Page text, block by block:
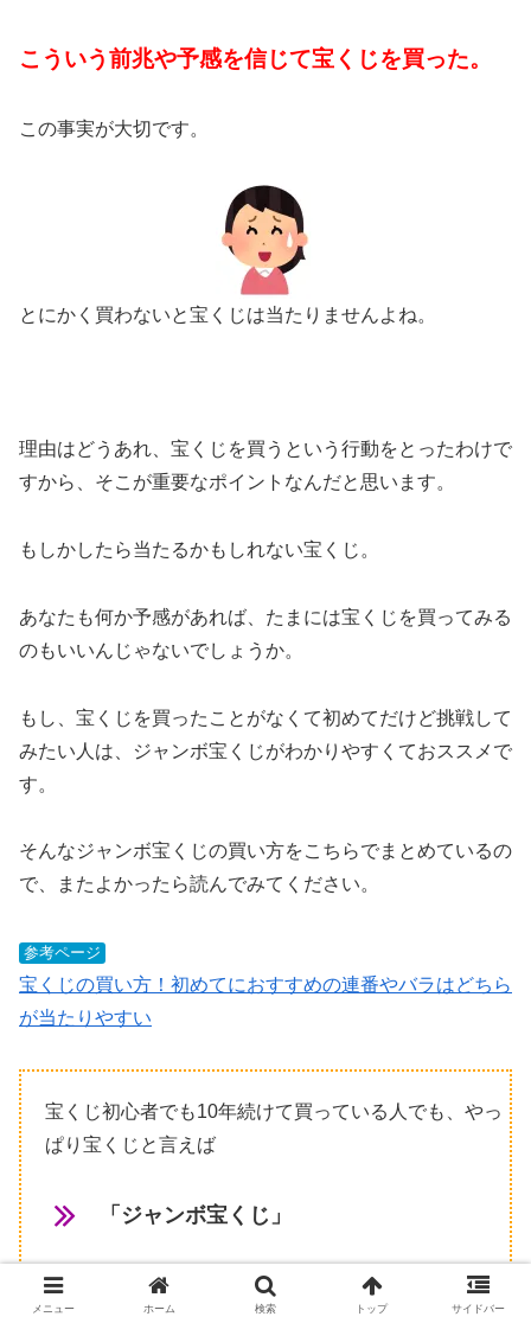
こういう前兆や予感を信じて宝くじを買った。
この事実が大切です。
とにかく買わないと宝くじは当たりませんよね。
理由はどうあれ、宝くじを買うという行動をとったわけで
すから、そこが重要なポイントなんだと思います。
もしかしたら当たるかもしれない宝くじ。
あなたも何か予感があれば、たまには宝くじを買ってみる
のもいいんじゃないでしょうか。
もし、宝くじを買ったことがなくて初めてだけど挑戦して
みたい人は、ジャンボ宝くじがわかりやすくておススメで
す。
そんなジャンボ宝くじの買い方をこちらでまとめているの
で、またよかったら読んでみてください。
参考ページ
宝くじの買い方！初めてにおすすめの連番やバラはどちら
が当たりやすい
宝くじ初心者でも10年続けて買っている人でも、やっ
ぱり宝くじと言えば
「ジャンボ宝くじ」
そのジャンボ宝くじの時期になると毎回行列ができ
メニュー ホーム 検索 トップ サイドバー